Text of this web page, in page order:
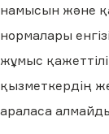
намысын және
нормалары
жұмыс
қызметкердің
араласа